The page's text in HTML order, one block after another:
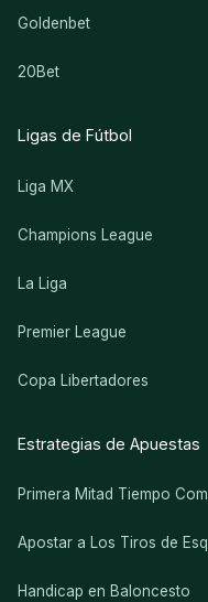
Goldenbet
20Bet
Ligas de Fútbol
Liga MX
Champions League
La Liga
Premier League
Copa Libertadores
Estrategias de Apuestas
Primera Mitad Tiempo
Apostar a Los Tiros de
Handicap en Baloncesto